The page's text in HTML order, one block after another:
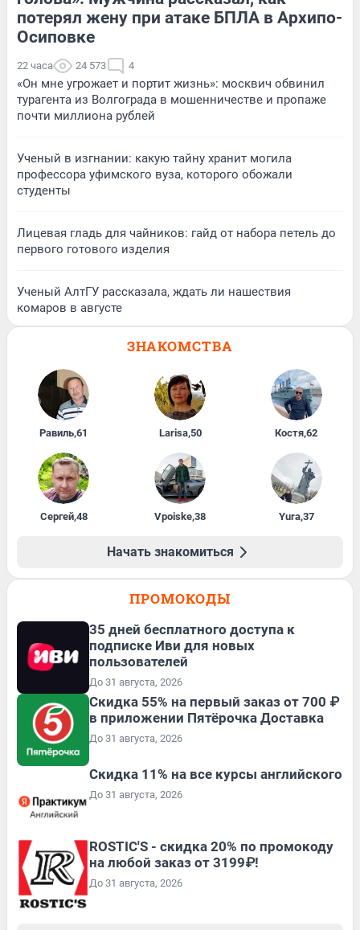
потерял жену при атаке БПЛА в Архипо-
Осиповке
22 часа 24 573 4
«Он мне угрожает и портит жизнь»: москвич обвинил
турагента из Волгограда в мошенничестве и пропаже
почти миллиона рублей
Ученый в изгнании: какую тайну хранит могила
профессора уфимского вуза, которого обожали
студенты
Лицевая гладь для чайников: гайд от набора петель до
первого готового изделия
Ученый АлтГУ рассказала, ждать ли нашествия
комаров в августе
ЗНАКОМСТВА
Равиль,61 Larisa,50 Костя,62
Сергей,48 Vpoiske,38 Yura,37
Начать знакомиться
ПРОМОКОДЫ
35 дней бесплатного доступа к
подписке Иви для новых
пользователей
До 31 августа, 2026
Скидка 55% на первый заказ от 700 ₽
в приложении Пятёрочка Доставка
До 31 августа, 2026
Скидка 11% на все курсы английского
До 31 августа, 2026
ROSTIC'S - скидка 20% по промокоду
на любой заказ от 3199₽!
До 31 августа, 2026